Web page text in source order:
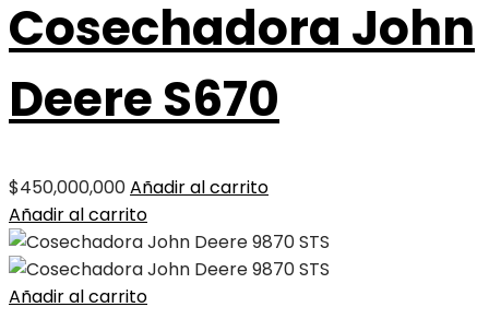
Cosechadora John
Deere S670
$450,000,000Añadir al carrito
Añadir al carrito
Añadir al carrito